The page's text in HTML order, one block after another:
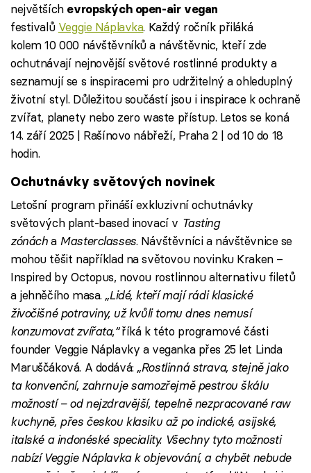
největšíchevropských open-air vegan
festivalů Veggie Náplavka. Každý ročník přiláká
kolem 10 000 návštěvníků a návštěvnic, kteří zde
ochutnávají nejnovější světové rostlinné produkty a
seznamují se s inspiracemi pro udržitelný a ohleduplný
životní styl. Důležitou součástí jsou i inspirace k ochraně
zvířat, planety nebo zero waste přístup. Letos se koná
14. září 2025 | Rašínovo nábřeží, Praha 2 | od 10 do 18
hodin.
Ochutnávky světových novinek
Letošní program přináší exkluzivní ochutnávky
světových plant-based inovací v Tasting
zónácha Masterclasses. Návštěvníci a návštěvnice se
mohou těšit například na světovou novinku Kraken –
Inspired by Octopus, novou rostlinnou alternativu filetů
a jehněčího masa. „Lidé, kteří mají rádi klasické
živočišné potraviny, už kvůli tomu dnes nemusí
konzumovat zvířata,“říká k této programové části
founder Veggie Náplavky a veganka přes 25 let Linda
Maruščáková. A dodává: „Rostlinná strava, stejně jako
ta konvenční, zahrnuje samozřejmě pestrou škálu
možností – od nejzdravější, tepelně nezpracované raw
kuchyně, přes českou klasiku až po indické, asijské,
italské a indonéské speciality. Všechny tyto možnosti
nabízí Veggie Náplavka k objevování, a chybět nebude